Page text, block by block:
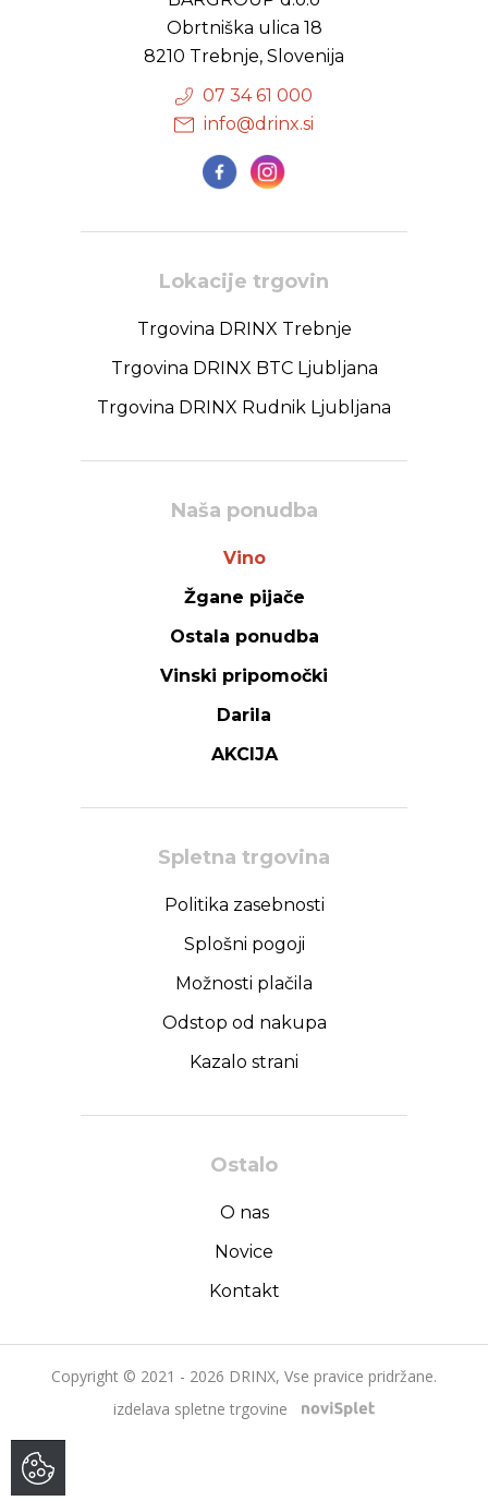
Obrtniška ulica 18
8210 Trebnje, Slovenija
07 34 61 000
info@drinx.si
Lokacije trgovin
Trgovina DRINX Trebnje
Trgovina DRINX BTC Ljubljana
Trgovina DRINX Rudnik Ljubljana
Naša ponudba
Vino
Žgane pijače
Ostala ponudba
Vinski pripomočki
Darila
AKCIJA
Spletna trgovina
Politika zasebnosti
Splošni pogoji
Možnosti plačila
Odstop od nakupa
Kazalo strani
Ostalo
O nas
Novice
Kontakt
Copyright © 2021 - 2026 DRINX, Vse pravice pridržane.
izdelava spletne trgovine